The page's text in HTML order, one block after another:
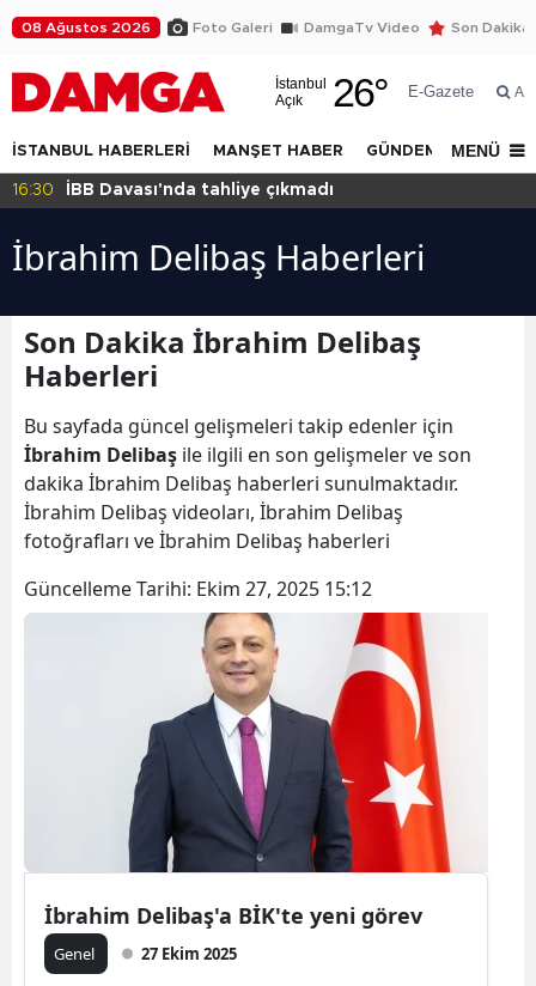
08 Ağustos 2026 Foto Galeri DamgaTv Video Son Dakika
İstanbul
Açık
26° E-Gazete Ara
İSTANBUL HABERLERİ MANŞET HABER GÜNDEM DÜNYA
MENÜ
16:30 İBB Davası'nda tahliye çıkmadı
İbrahim Delibaş Haberleri
Son Dakika İbrahim Delibaş
Haberleri
Bu sayfada güncel gelişmeleri takip edenler için
İbrahim Delibaş ile ilgili en son gelişmeler ve son
dakika İbrahim Delibaş haberleri sunulmaktadır.
İbrahim Delibaş videoları, İbrahim Delibaş
fotoğrafları ve İbrahim Delibaş haberleri
Güncelleme Tarihi: Ekim 27, 2025 15:12
İbrahim Delibaş'a BİK'te yeni görev
Genel 27 Ekim 2025